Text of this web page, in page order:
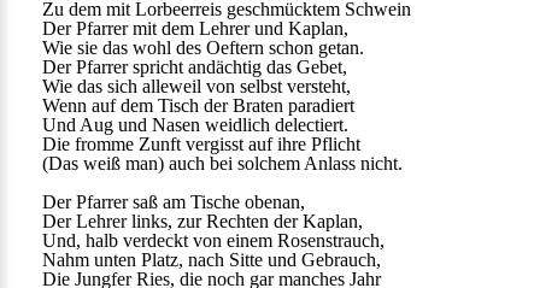
Zu dem mit Lorbeerreis geschmücktem Schwein
Der Pfarrer mit dem Lehrer und Kaplan,
Wie sie das wohl des Oeftern schon getan.
Der Pfarrer spricht andächtig das Gebet,
Wie das sich alleweil von selbst versteht,
Wenn auf dem Tisch der Braten paradiert
Und Aug und Nasen weidlich delectiert.
Die fromme Zunft vergisst auf ihre Pflicht
(Das weiß man) auch bei solchem Anlass nicht.
Der Pfarrer saß am Tische obenan,
Der Lehrer links, zur Rechten der Kaplan,
Und, halb verdeckt von einem Rosenstrauch,
Nahm unten Platz, nach Sitte und Gebrauch,
Die Jungfer Ries, die noch gar manches Jahr